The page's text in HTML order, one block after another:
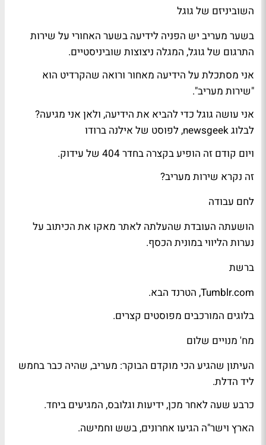
השוביניזם של גוגל
בשער מעריב יש הפניה לידיעה בשער האחורי על שירות
התרגום של גוגל, המגלה ניצוצות שוביניסטיים.
אני מסתכלת על הידיעה מאחור ורואה שהקרדיט הוא
"שירות מעריב".
אני עושה גוגל כדי להביא את הידיעה, ולאן אני מגיעה?
לבלוגnewsgeek, לפוסט של אילנה ברודו
ויום קודם זה הופיע בקצרה בחדר 404 של
עידוק.
זה נקרא שירות מעריב?
לחם עבודה
הושעתה העובדת שהעלתה לאתר מאקו את הכיתוב על
נערות הליווי במונית הכסף.
ברשת
Tumblr.com, ה
טרנד הבא.
בלוגים המורכבים מפוסטים קצרים.
מח' מנויים שלום
העיתון שהגיע הכי מוקדם הבוקר: מעריב, שהיה כבר בחמש
ליד הדלת.
כרבע שעה לאחר מכן, ידיעות וגלובס, המגיעים ביחד.
הארץ וישר"ה הגיעו אחרונים, בשש וחמישה.